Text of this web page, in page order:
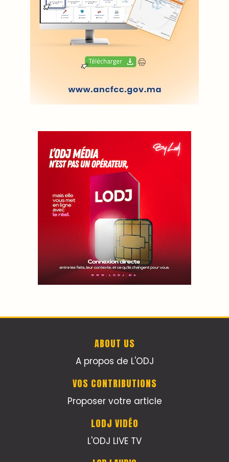
ABOUT US
A propos de L'ODJ
VOS CONTRIBUTIONS
Proposer votre article
LODJ VIDÉO
L'ODJ LIVE TV